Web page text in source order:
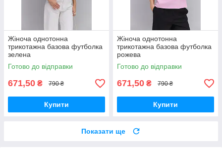
Жіноча однотонна
трикотажна базова футболка
зелена
Готово до відправки
671,50 ₴ 790 ₴
Купити
Жіноча однотонна
трикотажна базова футболка
рожева
Готово до відправки
671,50 ₴ 790 ₴
Купити
Показати ще